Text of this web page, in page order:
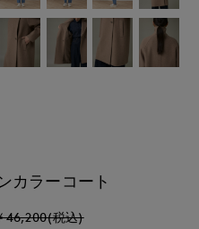
カラーコート
46,200(税込)